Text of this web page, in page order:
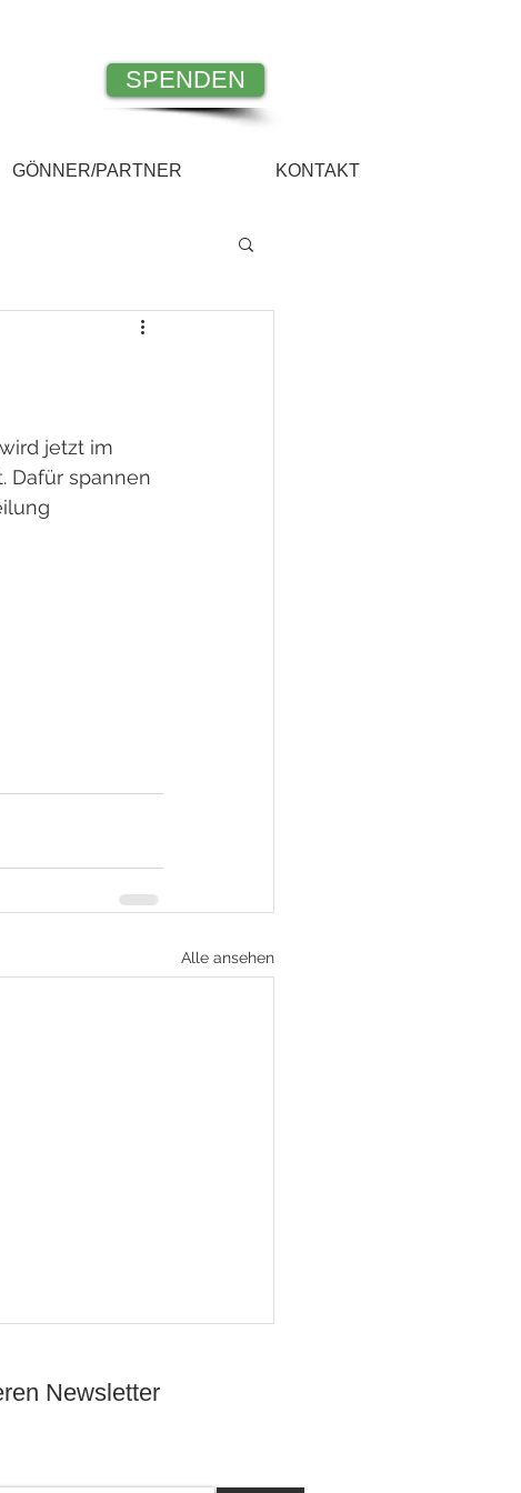
SPENDEN
GÖNNER/PARTNER KONTAKT
jetzt im
Dafür spannen
Alle ansehen
Newsletter